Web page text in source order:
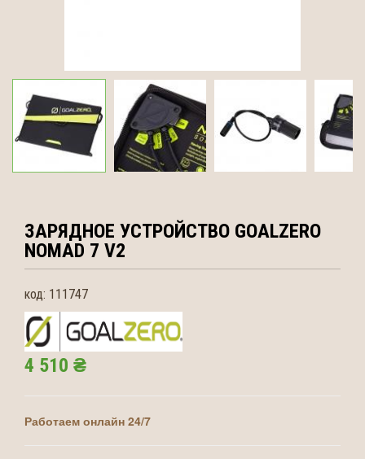
ЗАРЯДНОЕ УСТРОЙСТВО GOALZERO
NOMAD 7 V2
код: 111747
4 510 ₴
Работаем онлайн 24/7